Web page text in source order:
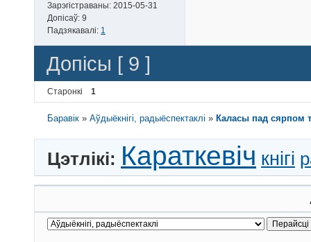
Зарэгістраваны: 2015-05-31
Допісаў: 9
Падзякавалі: 1
Допісы [ 9 ]
Старонкі 1
Баравік »Аўдыёкнігі, радыёспектаклі » Каласы пад сярпом
Цэтлікі: Караткевіч кнігі